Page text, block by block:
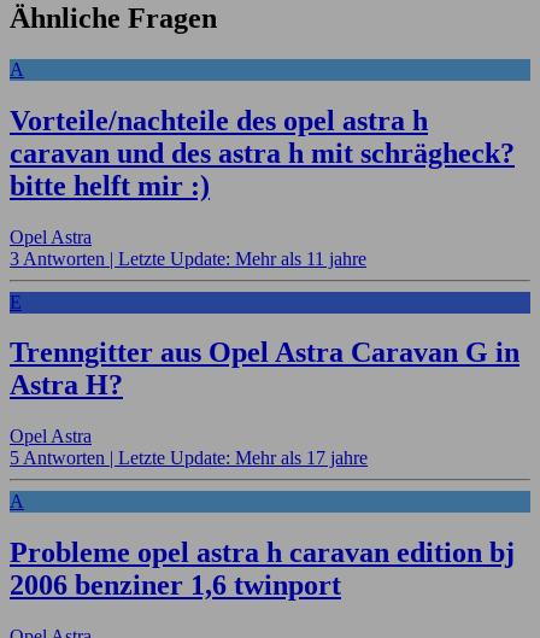
Ähnliche Fragen
A
Vorteile/nachteile des opel astra h
caravan und des astra h mit schrägheck?
bitte helft mir :)
Opel Astra
3 Antworten | Letzte Update: Mehr als 11 jahre
E
Trenngitter aus Opel Astra Caravan G in
Astra H?
Opel Astra
5 Antworten | Letzte Update: Mehr als 17 jahre
A
Probleme opel astra h caravan edition bj
2006 benziner 1,6 twinport